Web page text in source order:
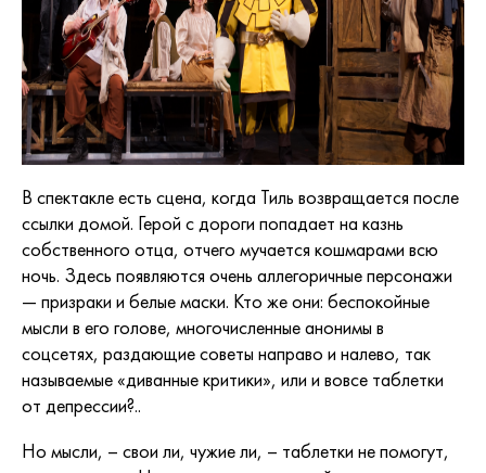
В спектакле есть сцена, когда Тиль возвращается после
ссылки домой. Герой с дороги попадает на казнь
собственного отца, отчего мучается кошмарами всю
ночь. Здесь появляются очень аллегоричные персонажи
— призраки и белые маски. Кто же они: беспокойные
мысли в его голове, многочисленные анонимы в
соцсетях, раздающие советы направо и налево, так
называемые «диванные критики», или и вовсе таблетки
от депрессии?..
Но мысли, – свои ли, чужие ли, – таблетки не помогут,